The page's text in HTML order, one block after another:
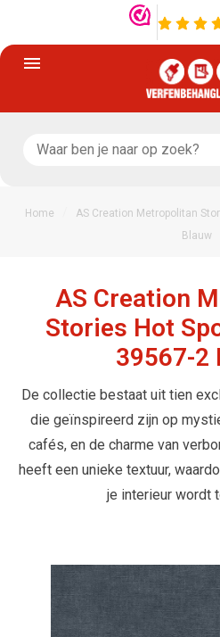
Home
AS Creation Metropolitan
Blauw
AS Creation
Stories Hot
39567-2
De collectie bestaat uit tien
die geïnspireerd zijn op
cafés, en de charme van
heeft een unieke textuur,
je interieur wordt